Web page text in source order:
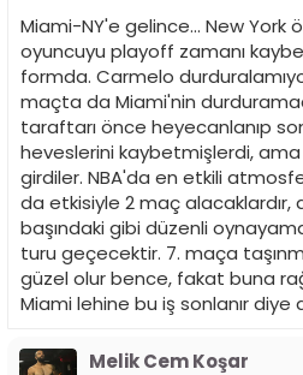
Miami-NY'e gelince... New York
oyuncuyu playoff zamanı
formda. Carmelo
maçta da Miami'nin
taraftarı önce heyecanlanıp
heveslerini kaybetmişlerdi,
girdiler. NBA'da en etkili
da etkisiyle 2 maç alacaklardır,
başındaki gibi düzenli
turu geçecektir. 7. maça
güzel olur bence, fakat buna
Miami lehine bu iş sonlanır diye
Melik Cem Koşar